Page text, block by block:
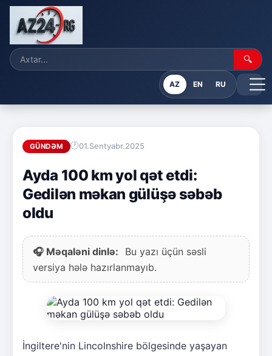
🔍
AZ EN RU
GÜNDƏM 01.Sentyabr.2025
Ayda 100 km yol qət etdi:
Gedilən məkan gülüşə səbəb
oldu
🎧 Məqaləni dinlə:
Bu yazı üçün səsli
versiya hələ hazırlanmayıb.
İngiltere'nin Lincolnshire bölgesinde yaşayan